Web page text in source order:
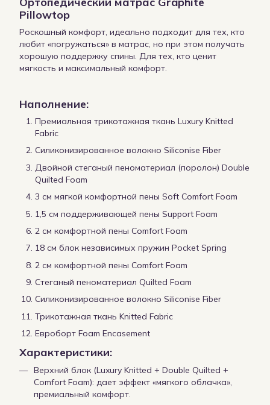
Pillowtop
Роскошный комфорт, идеально подходит для тех, кто
любит «погружаться» в матрас, но при этом получать
хорошую поддержку спины. Для тех, кто ценит
мягкость и максимальный комфорт.
Наполнение:
Премиальная трикотажная ткань Luxury Knitted
Fabric
Силиконизированное волокно Siliconise Fiber
Двойной стеганый пеноматериал (поролон) Double
Quilted Foam
3 см мягкой комфортной пены Soft Comfort Foam
1,5 см поддерживающей пены Support Foam
2 см комфортной пены Comfort Foam
18 см блок независимых пружин Pocket Spring
2 см комфортной пены Comfort Foam
Стеганый пеноматериал Quilted Foam
Силиконизированное волокно Siliconise Fiber
Трикотажная ткань Knitted Fabric
Евроборт Foam Encasement
Характеристики:
Верхний блок (Luxury Knitted + Double Quilted +
Comfort Foam): дает эффект «мягкого облачка»,
премиальный комфорт.